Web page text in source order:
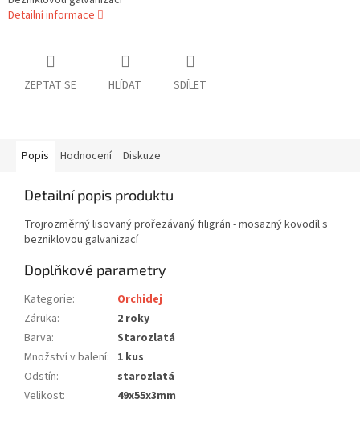
Detailní informace
ZEPTAT SE HLÍDAT SDÍLET
Popis Hodnocení Diskuze
Detailní popis produktu
Trojrozměrný lisovaný prořezávaný filigrán - mosazný kovodíl s
bezniklovou galvanizací
Doplňkové parametry
Kategorie:
Orchidej
Záruka:
2 roky
Barva:
Starozlatá
Množství v balení: 1 kus
Odstín:
starozlatá
Velikost: 49x55x3mm